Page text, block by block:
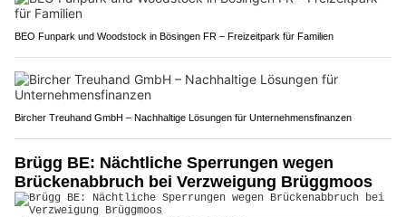
BEO Funpark und Woodstock in Bösingen FR – Freizeitpark für Familien
Bircher Treuhand GmbH – Nachhaltige Lösungen für Unternehmensfinanzen
Brügg BE: Nächtliche Sperrungen wegen
Brückenabbruch bei Verzweigung Brüggmoos